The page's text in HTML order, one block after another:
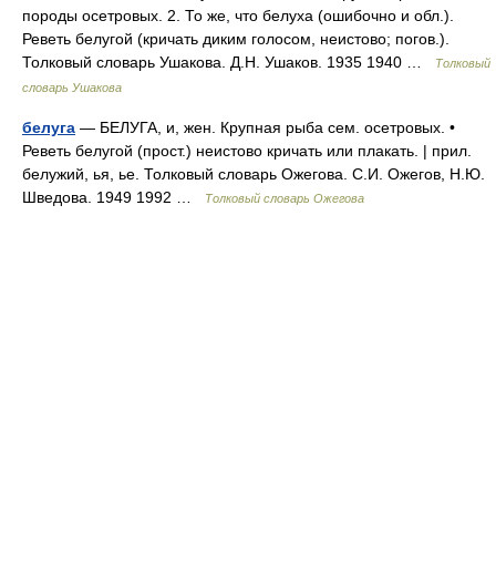
породы осетровых. 2. То же, что белуха (ошибочно и обл.).
Реветь белугой (кричать диким голосом, неистово; погов.).
Толковый словарь Ушакова. Д.Н. Ушаков. 1935 1940 …
Толковый
словарь Ушакова
белуга — БЕЛУГА, и, жен. Крупная рыба сем. осетровых. •
Реветь белугой (прост.) неистово кричать или плакать. | прил.
белужий, ья, ье. Толковый словарь Ожегова. С.И. Ожегов, Н.Ю.
Шведова. 1949 1992 …
Толковый словарь Ожегова